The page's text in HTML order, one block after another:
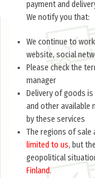
payment and
We notify you that:
We continue to
website, social
Please check the
manager
Delivery of goods
and other available
by these services
The regions of sale
limited to us, but
geopolitical
Finland.
out